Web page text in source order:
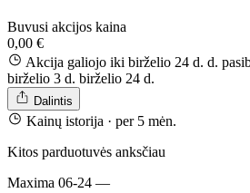
Buvusi akcijos kaina
0,00 €
Akcija galiojo iki birželio 24 d. d.
birželio 3 d. birželio 24 d.
Dalintis
Kainų istorija · per 5 mėn.
Kitos parduotuvės anksčiau
Maxima 06-24 —